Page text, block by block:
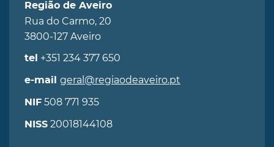
Região de Aveiro
Rua do Carmo, 20
3800-127 Aveiro
tel +351 234 377 650
e-mail geral@regiaodeaveiro.pt
NIF 508 771 935
NISS 20018144108